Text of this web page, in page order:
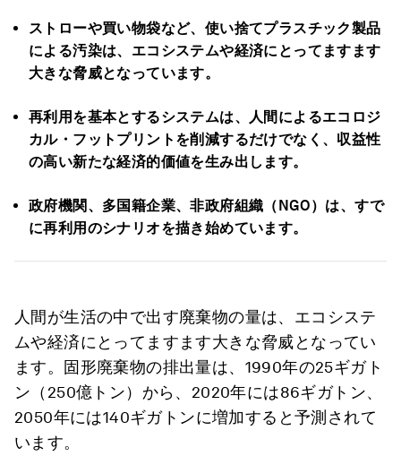
ストローや買い物袋など、使い捨てプラスチック製品
による汚染は、エコシステムや経済にとってますます
大きな脅威となっています。
再利用を基本とするシステムは、人間によるエコロジ
カル・フットプリントを削減するだけでなく、収益性
の高い新たな経済的価値を生み出します。
政府機関、多国籍企業、非政府組織（NGO）は、すで
に再利用のシナリオを描き始めています。
人間が生活の中で出す廃棄物の量は、エコシステ
ムや経済にとってますます大きな脅威となってい
ます。固形廃棄物の排出量は、1990年の25ギガト
ン（250億トン）から、2020年には86ギガトン、
2050年には140ギガトンに増加すると予測されて
います。